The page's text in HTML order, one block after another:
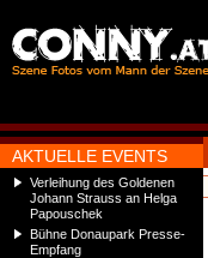
AKTUELLE EVENTS
Verleihung des Goldenen
Johann Strauss an Helga
Papouschek
Bühne Donaupark Presse-
Empfang